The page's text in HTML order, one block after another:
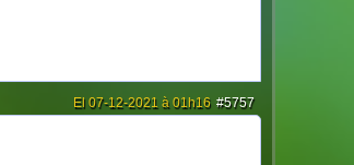
#5757
El 07-12-2021 à 01h16